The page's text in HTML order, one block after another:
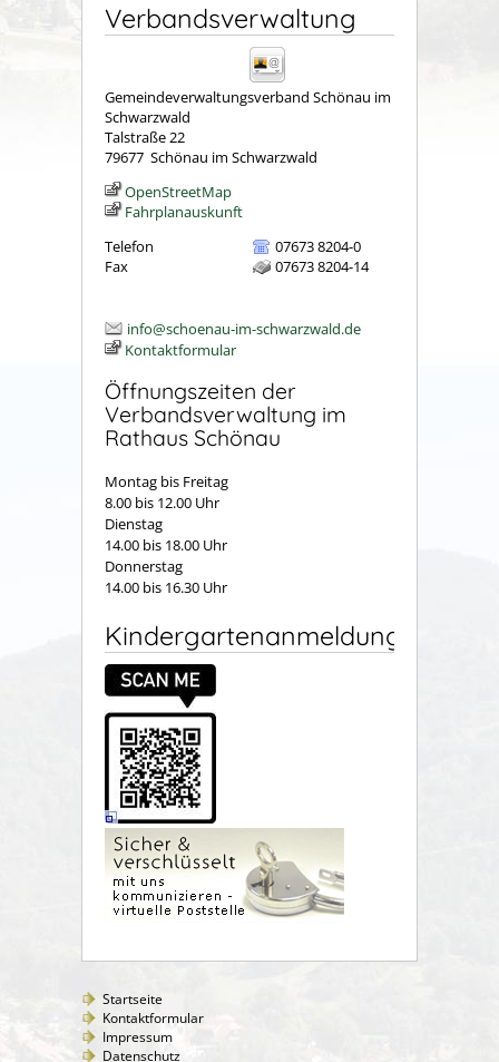
Verbandsverwaltung
Gemeindeverwaltungsverband Schönau im
Schwarzwald
Talstraße 22
79677 Schönau im Schwarzwald
OpenStreetMap
Fahrplanauskunft
Telefon
07673 8204-0
Fax
07673 8204-14
info@schoenau-im-schwarzwald.de
Kontaktformular
Öffnungszeiten der
Verbandsverwaltung im
Rathaus Schönau
Montag bis Freitag
8.00 bis 12.00 Uhr
Dienstag
14.00 bis 18.00 Uhr
Donnerstag
14.00 bis 16.30 Uhr
Kindergartenanmeldung
Startseite
Kontaktformular
Impressum
Datenschutz